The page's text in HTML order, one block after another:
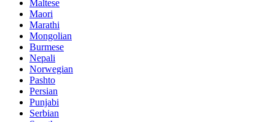
Maltese
Maori
Marathi
Mongolian
Burmese
Nepali
Norwegian
Pashto
Persian
Punjabi
Serbian